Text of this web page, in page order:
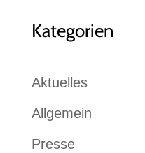
Kategorien
Aktuelles
Allgemein
Presse